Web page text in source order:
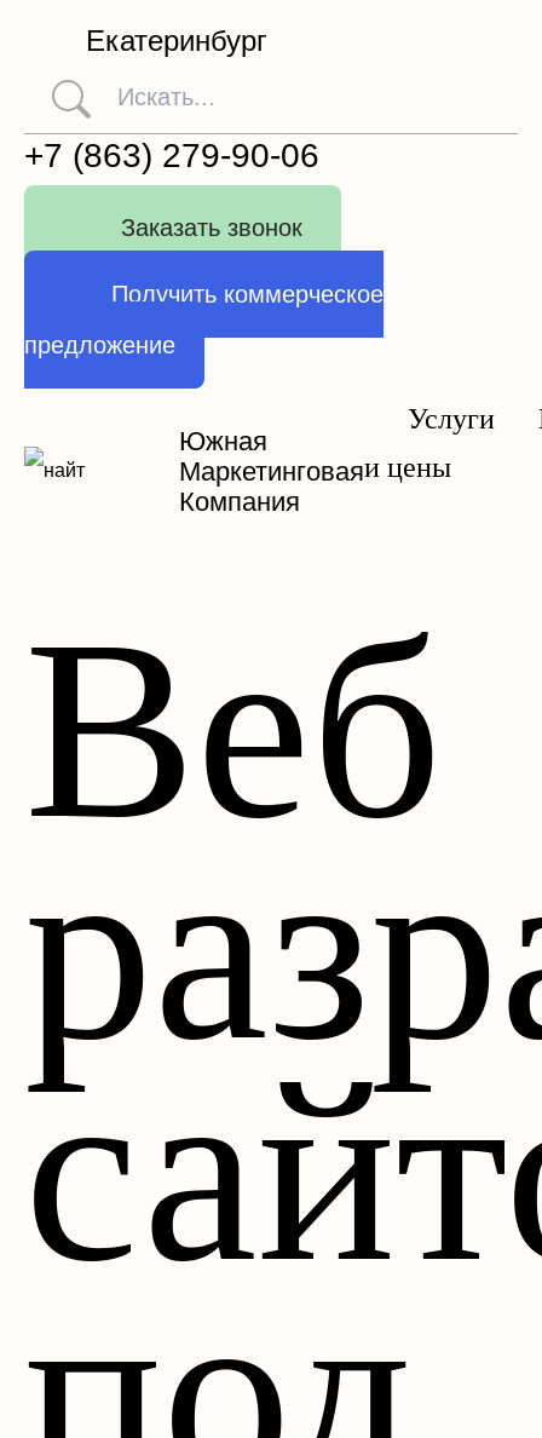
Екатеринбург
+7 (863) 279-90-06
Заказать звонок
Получить коммерческое
предложение
Южная
Маркетинговая
Компания
Услуги
и цены
Веб